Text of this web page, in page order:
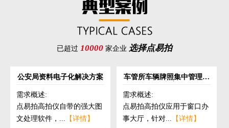
已超过 10000 家企业 选择点易拍
公安局资料电子化解决方案
需求概述:
点易拍高拍仪自带的强大图
文处理软件，... 【详情】
车管所车辆牌照集中管理解
需求概述:
点易拍高拍仪应用于窗口办
事大厅，针对... 【详情】